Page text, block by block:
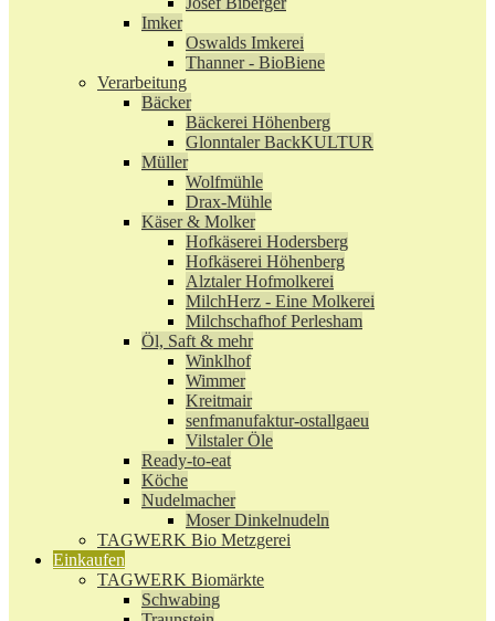
Imker
Oswalds Imkerei
Thanner - BioBiene
Verarbeitung
Bäcker
Bäckerei Höhenberg
Glonntaler BackKULTUR
Müller
Wolfmühle
Drax-Mühle
Käser & Molker
Hofkäserei Hodersberg
Hofkäserei Höhenberg
Alztaler Hofmolkerei
MilchHerz - Eine Molkerei
Milchschafhof Perlesham
Öl, Saft & mehr
Winklhof
Wimmer
Kreitmair
senfmanufaktur-ostallgaeu
Vilstaler Öle
Ready-to-eat
Köche
Nudelmacher
Moser Dinkelnudeln
TAGWERK Bio Metzgerei
Einkaufen
TAGWERK Biomärkte
Schwabing